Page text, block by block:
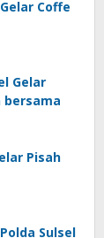
Coffe
Gelar
bersama
Pisah
Sulsel